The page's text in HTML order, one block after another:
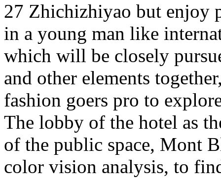
27 Zhichizhiyao but enjoy
in a young man like
which will be closely
and other elements
fashion goers pro to
The lobby of the hotel as
of the public space, Mont
color vision analysis, to